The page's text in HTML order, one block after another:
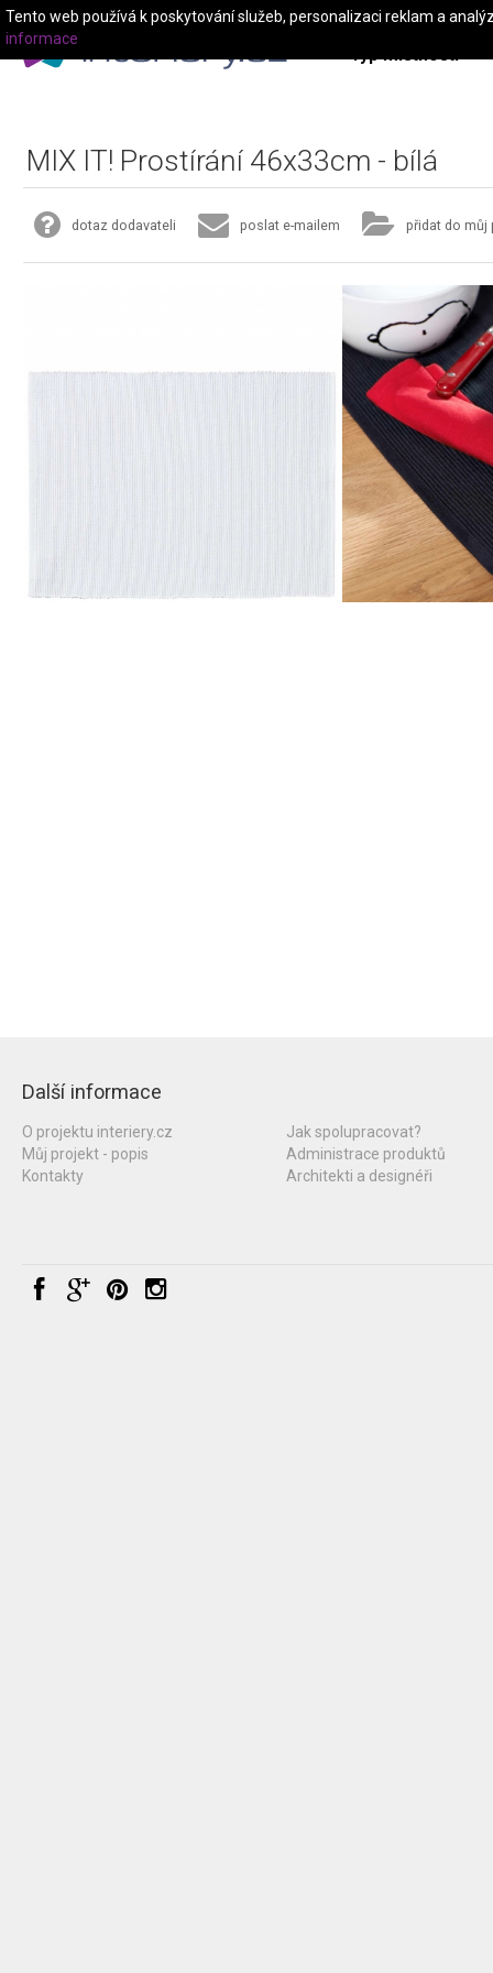
Typ místnosti
MIX IT! Prostírání 46x33cm - bílá
dotaz dodavateli poslat e-mailem přidat do můj
Další informace
O projektu interiery.cz
Můj projekt - popis
Kontakty
Jak spolupracovat?
Administrace produktů
Architekti a designéři
Tento web používá k poskytování služeb, personalizaci reklam a
informace